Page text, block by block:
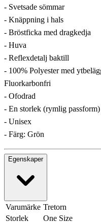
- Svetsade sömmar
- Knäppning i hals
- Bröstficka med dragkedja
- Huva
- Reflexdetalj baktill
- 100% Polyester med
Fluorkarbonfri
- Ofodrad
- En storlek (rymlig passform)
- Unisex
- Färg: Grön
Egenskaper
Varumärke Tretorn
Storlek
One Size